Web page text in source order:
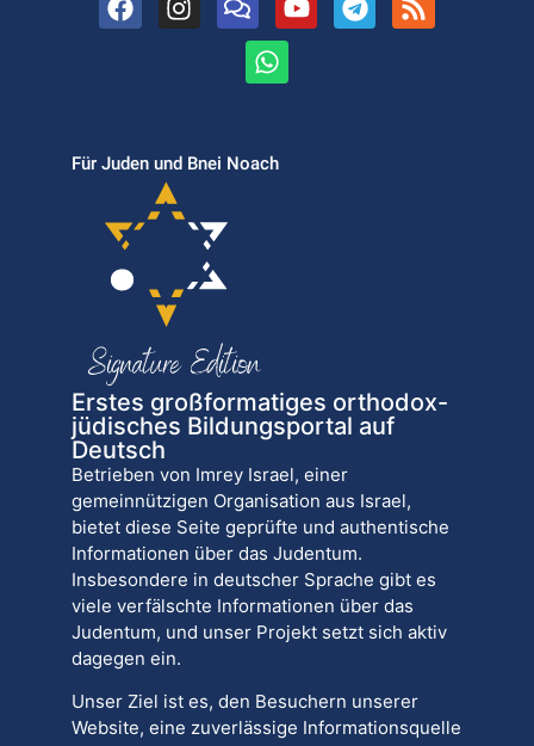
Für Juden und Bnei Noach
Erstes großformatiges orthodox-
jüdisches Bildungsportal auf
Deutsch
Betrieben von Imrey Israel, einer
gemeinnützigen Organisation aus Israel,
bietet diese Seite geprüfte und authentische
Informationen über das Judentum.
Insbesondere in deutscher Sprache gibt es
viele verfälschte Informationen über das
Judentum, und unser Projekt setzt sich aktiv
dagegen ein.
Unser Ziel ist es, den Besuchern unserer
Website, eine zuverlässige Informationsquelle